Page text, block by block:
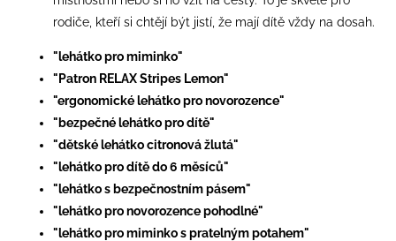
rodiče, kteří si chtějí být jistí, že mají dítě vždy na dosah.
"lehátko pro miminko"
"Patron RELAX Stripes Lemon"
"ergonomické lehátko pro novorozence"
"bezpečné lehátko pro dítě"
"dětské lehátko citronová žlutá"
"lehátko pro dítě do 6 měsíců"
"lehátko s bezpečnostním pásem"
"lehátko pro novorozence pohodlné"
"lehátko pro miminko s pratelným potahem"